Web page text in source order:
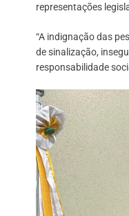
representações
“A indignação das
de sinalização,
responsabilidade